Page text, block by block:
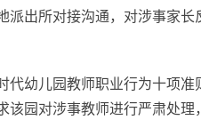
出所对接沟通，对涉事家长
幼儿园教师职业行为十项准
园对涉事教师进行严肃处